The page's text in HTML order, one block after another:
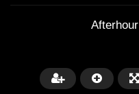
Afterhour